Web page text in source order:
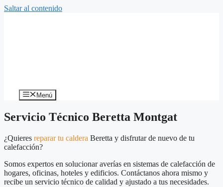
Saltar al contenido
Menú
Servicio Técnico Beretta Montgat
¿Quieres reparar tu caldera Beretta y disfrutar de nuevo de tu
calefacción?
Somos expertos en solucionar averías en sistemas de calefacción de
hogares, oficinas, hoteles y edificios. Contáctanos ahora mismo y
recibe un servicio técnico de calidad y ajustado a tus necesidades.